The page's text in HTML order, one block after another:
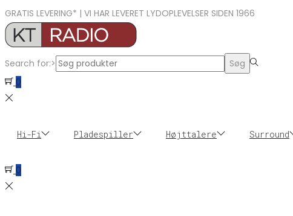
GRATIS LEVERING* | VI HAR LEVERET LYDOPLEVELSER SIDEN 1966
Search for:>
Søg
0
Hi-Fi Pladespiller Højttalere Surround
0